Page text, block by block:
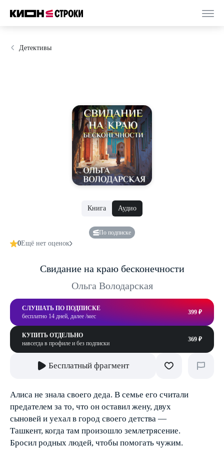
Детективы
Книга Аудио
По подписке
0Ещё нет оценок
Свидание на краю бесконечности
Ольга Володарская
СЛУШАТЬ ПО ПОДПИСКЕ
бесплатно 14 дней, далее /мес
399 ₽
КУПИТЬ ОТДЕЛЬНО
навсегда в профиле и без подписки
369 ₽
Бесплатный фрагмент
Алиса не знала своего деда. В семье его считали
предателем за то, что он оставил жену, двух
сыновей и уехал в город своего детства —
Ташкент, когда там произошло землетрясение.
Бросил родных людей, чтобы помогать чужим.